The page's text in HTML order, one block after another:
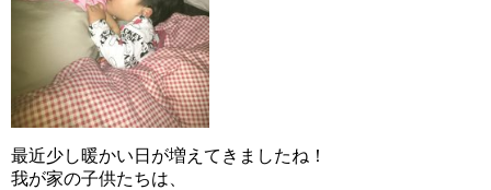
最近少し暖かい日が増えてきましたね！
我が家の子供たちは、